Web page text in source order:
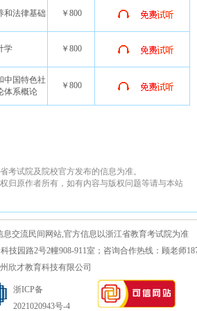
和法律基础 ￥800
学 ￥800
中国特色社
体系概论
￥800
考试院及院校官方发布的信息为准。
归原作者所有，如有内容与版权问题等请与本站
交流民间网站,官方信息以浙江省教育考试院为准
技园路2号2幢908-911室；咨询合作热线：顾老师
欣才教育科技有限公司
浙ICP备
2021020943号-4